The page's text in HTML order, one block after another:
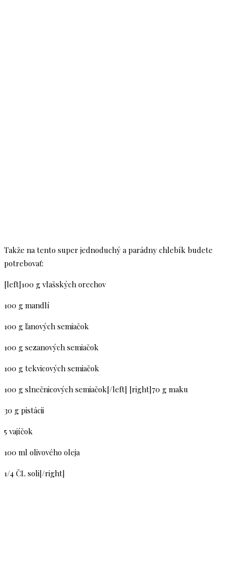
Takže na tento super jednoduchý a parádny chlebík budete
potrebovať:
[left]100 g vlašských orechov
100 g mandlí
100 g ľanových semiačok
100 g sezanových semiačok
100 g tekvicových semiačok
100 g slnečnicových semiačok[/left] [right]70 g maku
30 g pistácii
5 vajíčok
100 ml olivového oleja
1/4 ČL soli[/right]